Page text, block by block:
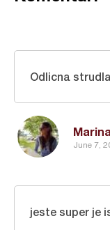
June 7,
Odlicna strudla
jeste super je